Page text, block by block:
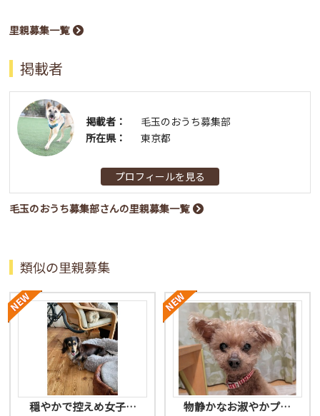
里親募集一覧
掲載者
掲載者：
毛玉のおうち募集部
所在県：
東京都
プロフィールを見る
毛玉のおうち募集部さんの里親募集一覧
類似の里親募集
穏やかで控えめ女子… 物静かなお淑やかプ…